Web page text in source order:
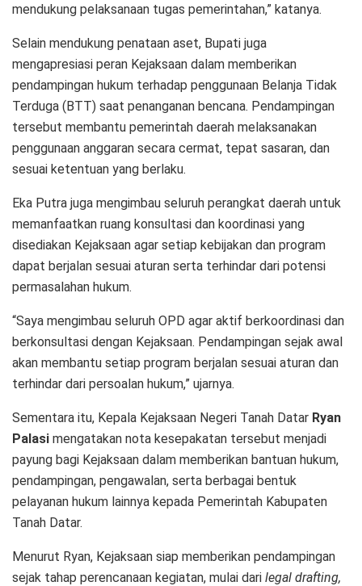
mendukung pelaksanaan tugas pemerintahan,” katanya.
Selain mendukung penataan aset, Bupati juga
mengapresiasi peran Kejaksaan dalam memberikan
pendampingan hukum terhadap penggunaan Belanja Tidak
Terduga (BTT) saat penanganan bencana. Pendampingan
tersebut membantu pemerintah daerah melaksanakan
penggunaan anggaran secara cermat, tepat sasaran, dan
sesuai ketentuan yang berlaku.
Eka Putra juga mengimbau seluruh perangkat daerah untuk
memanfaatkan ruang konsultasi dan koordinasi yang
disediakan Kejaksaan agar setiap kebijakan dan program
dapat berjalan sesuai aturan serta terhindar dari potensi
permasalahan hukum.
“Saya mengimbau seluruh OPD agar aktif berkoordinasi dan
berkonsultasi dengan Kejaksaan. Pendampingan sejak awal
akan membantu setiap program berjalan sesuai aturan dan
terhindar dari persoalan hukum,” ujarnya.
Sementara itu, Kepala Kejaksaan Negeri Tanah Datar Ryan
Palasi mengatakan nota kesepakatan tersebut menjadi
payung bagi Kejaksaan dalam memberikan bantuan hukum,
pendampingan, pengawalan, serta berbagai bentuk
pelayanan hukum lainnya kepada Pemerintah Kabupaten
Tanah Datar.
Menurut Ryan, Kejaksaan siap memberikan pendampingan
sejak tahap perencanaan kegiatan, mulai dari legal drafting,